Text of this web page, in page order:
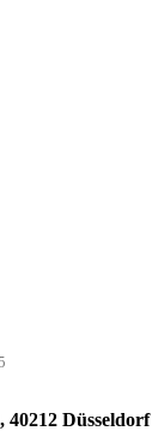
40212 Düsseldorf